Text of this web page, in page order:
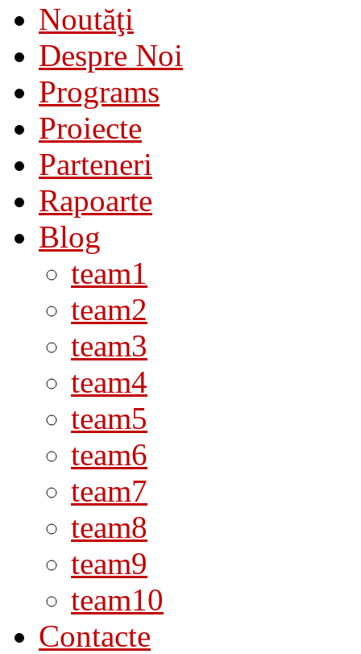
Noutăţi
Despre Noi
Programs
Proiecte
Parteneri
Rapoarte
Blog
team1
team2
team3
team4
team5
team6
team7
team8
team9
team10
Contacte